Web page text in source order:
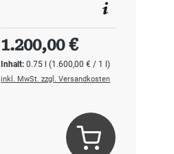
Inhalt:0.75 l(1.600,00 € / 1 l)
Regulärer Preis:
1.200,00 €
inkl. MwSt. zzgl. Versandkosten